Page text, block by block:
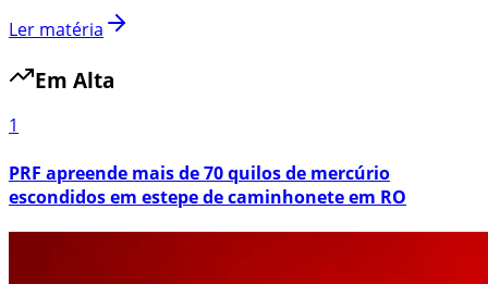
Ler matéria
Em Alta
1
PRF apreende mais de 70 quilos de mercúrio
escondidos em estepe de caminhonete em RO